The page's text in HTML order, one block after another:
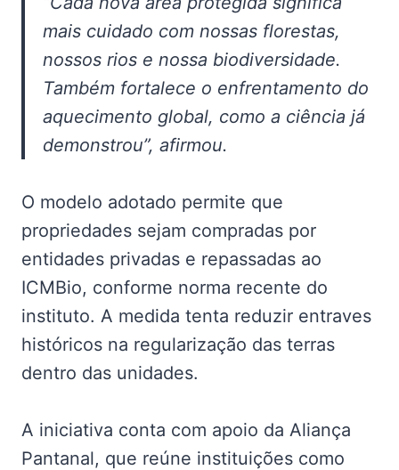
mais cuidado com nossas florestas,
nossos rios e nossa biodiversidade.
Também fortalece o enfrentamento do
aquecimento global, como a ciência já
demonstrou”, afirmou.
O modelo adotado permite que
propriedades sejam compradas por
entidades privadas e repassadas ao
ICMBio, conforme norma recente do
instituto. A medida tenta reduzir entraves
históricos na regularização das terras
dentro das unidades.
A iniciativa conta com apoio da Aliança
Pantanal, que reúne instituições como